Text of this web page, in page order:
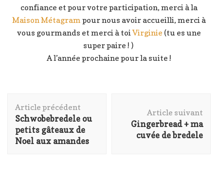
confiance et pour votre participation, merci à la
Maison Métagram pour nous avoir accueilli, merci à
vous gourmands et merci à toi Virginie (tu es une
super paire ! )
A l’année prochaine pour la suite !
d'article
Article précédent
Schwobebredele ou
petits gâteaux de
Noel aux amandes
Article suivant
Gingerbread + ma
cuvée de bredele